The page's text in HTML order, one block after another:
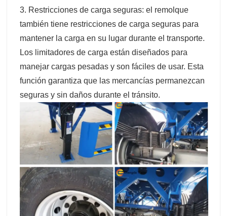
3. Restricciones de carga seguras: el remolque
también tiene restricciones de carga seguras para
mantener la carga en su lugar durante el transporte.
Los limitadores de carga están diseñados para
manejar cargas pesadas y son fáciles de usar. Esta
función garantiza que las mercancías permanezcan
seguras y sin daños durante el tránsito.